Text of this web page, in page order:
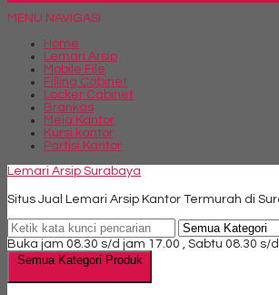
MENU NAVIGASI
Home
Lemari Arsip
Mobile File
Filling Cabinet
Locker Cabinet
Brankas
Meja Kantor
Kursi kantor
Partisi Kantor
Lemari Arsip Surabaya
Situs Jual Lemari Arsip Kantor Termurah di
Buka jam 08.30 s/d jam 17.00 , Sabtu 08.30 s/
Semua Kategori Produk